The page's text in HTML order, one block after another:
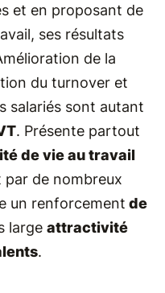
et en proposant de
ses résultats
de la
du turnover et
salariés sont autant
. Présente partout
de vie au travail
par de nombreux
un renforcement de
large attractivité
.